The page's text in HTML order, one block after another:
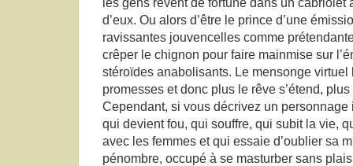
d’eux. Ou alors d’être le prince d’une
ravissantes jouvencelles comme
crêper le chignon pour faire mainmise sur
stéroïdes anabolisants. Le mensonge
promesses et donc plus le rêve s’étend, plus
Cependant, si vous décrivez un
qui devient fou, qui souffre, qui subit la vie,
avec les femmes et qui essaie d’oublier sa
pénombre, occupé à se masturber sans